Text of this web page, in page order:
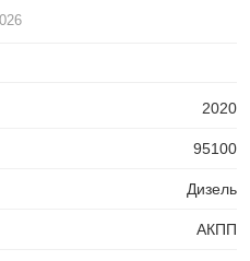
2020
95100
Дизель
АКПП